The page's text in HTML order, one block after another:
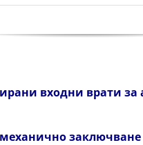
входни врати за
заключване